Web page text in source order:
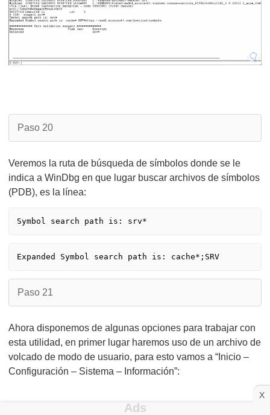
Paso 20
Veremos la ruta de búsqueda de símbolos donde se le
indica a WinDbg en que lugar buscar archivos de símbolos
(PDB), es la línea:
Symbol search path is: srv*
Expanded Symbol search path is: cache*;SRV
Paso 21
Ahora disponemos de algunas opciones para trabajar con
esta utilidad, en primer lugar haremos uso de un archivo de
volcado de modo de usuario, para esto vamos a “Inicio –
Configuración – Sistema – Información”:
X